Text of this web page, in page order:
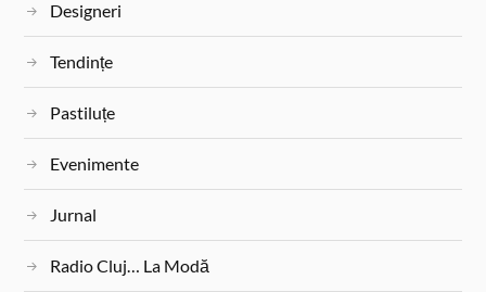
Designeri
Tendințe
Pastiluțe
Evenimente
Jurnal
Radio Cluj… La Modă